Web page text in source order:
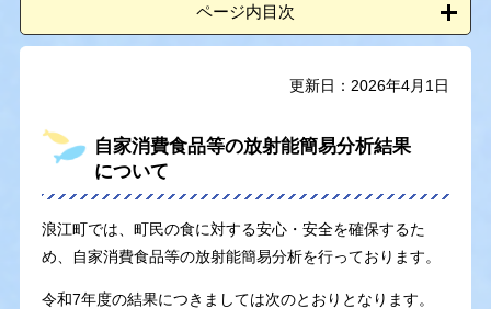
ページ内目次
更新日：2026年4月1日
自家消費食品等の放射能簡易分析結果
について
浪江町では、町民の食に対する安心・安全を確保するた
め、自家消費食品等の放射能簡易分析を行っております。
令和7年度の結果につきましては次のとおりとなります。